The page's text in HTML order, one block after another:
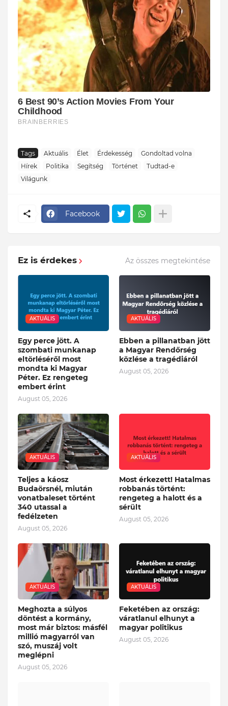
Tags Aktuális Élet Érdekesség
Gondoltad volna
Hírek
Politika Segítség Történet
Tudtad-e
Világunk
Facebook
Ez is érdekes Az összes megtekintése
AKTUÁLIS
Egy perce jött. A
szombati munkanap
eltörléséről most
mondta ki Magyar
Péter. Ez rengeteg
embert érint
August 05, 2026
AKTUÁLIS
Ebben a pillanatban jött
a Magyar Rendőrség
közlése a tragédiáról
August 05, 2026
AKTUÁLIS
Teljes a káosz
Budaörsnél, miután
vonatbaleset történt
340 utassal a
fedélzeten
August 05, 2026
AKTUÁLIS
Most érkezett! Hatalmas
robbanás történt:
rengeteg a halott és a
sérült
August 05, 2026
AKTUÁLIS
Meghozta a súlyos
döntést a kormány,
most már biztos: másfél
millió magyarról van
szó, muszáj volt
meglépni
August 05, 2026
AKTUÁLIS
Feketében az ország:
váratlanul elhunyt a
magyar politikus
August 05, 2026